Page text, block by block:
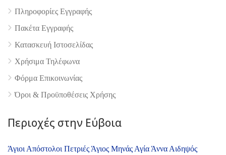
Πληροφορίες Εγγραφής
Πακέτα Εγγραφής
Κατασκευή Ιστοσελίδας
Χρήσιμα Τηλέφωνα
Φόρμα Επικοινωνίας
Όροι & Προϋποθέσεις Xρήσης
Περιοχές στην Εύβοια
Άγιοι Απόστολοι Πετριές Άγιος Μηνάς Αγία Άννα Αιδηψός